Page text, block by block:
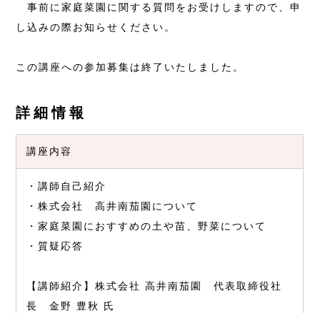
事前に家庭菜園に関する質問をお受けしますので、申
し込みの際お知らせください。
この講座への参加募集は終了いたしました。
詳細情報
講座内容
・講師自己紹介
・株式会社 高井南茄園について
・家庭菜園におすすめの土や苗、野菜について
・質疑応答
【講師紹介】株式会社 高井南茄園 代表取締役社
長 金野 豊秋 氏